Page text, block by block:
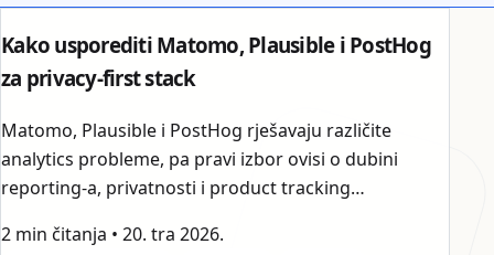
Kako usporediti Matomo, Plausible i PostHog
za privacy-first stack
Matomo, Plausible i PostHog rješavaju različite
analytics probleme, pa pravi izbor ovisi o dubini
reporting-a, privatnosti i product tracking
2 min čitanja • 20. tra 2026.